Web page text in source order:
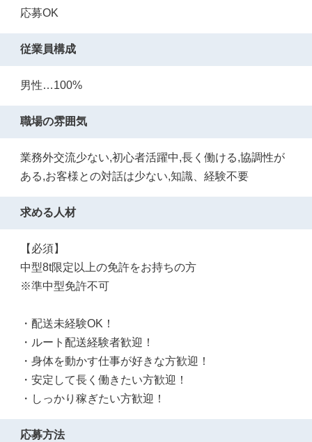
応募OK
従業員構成
男性…100%
職場の雰囲気
業務外交流少ない,初心者活躍中,長く働ける,協調性が
ある,お客様との対話は少ない,知識、経験不要
求める人材
【必須】
中型8t限定以上の免許をお持ちの方
※準中型免許不可
・配送未経験OK！
・ルート配送経験者歓迎！
・身体を動かす仕事が好きな方歓迎！
・安定して長く働きたい方歓迎！
・しっかり稼ぎたい方歓迎！
応募方法